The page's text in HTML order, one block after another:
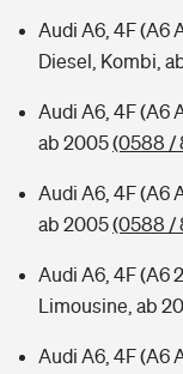
Audi A6, 4F (A6
Diesel, Kombi,
Audi A6, 4F (A6
ab 2005(0588 /
Audi A6, 4F (A6
ab 2005(0588 /
Audi A6, 4F (A6
Limousine, ab
Audi A6, 4F (A6